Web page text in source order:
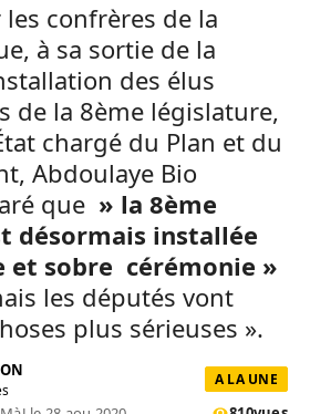
confrères de la
à sa sortie de la
des élus
de la 8ème législature,
chargé du Plan et du
Abdoulaye Bio
que » la 8ème
désormais installée
et sobre cérémonie »
les députés vont
plus sérieuses ».
A LA UNE